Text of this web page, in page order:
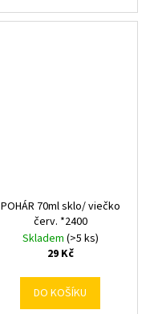
POHÁR 70ml sklo/ viečko
červ. *2400
Skladem (>5 ks)
29 Kč
DO KOŠÍKU